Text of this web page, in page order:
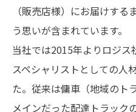
（販売店様）にお届けす
う思いが含まれています。
当社では2015年よりロジ
スペシャリストとしての人
た。従来は傭車（地域のト
メインだった配達トラック